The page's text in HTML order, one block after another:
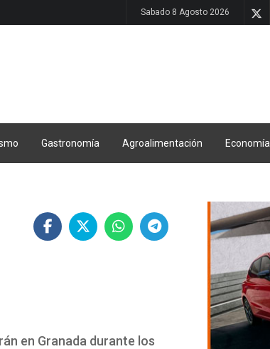
Sabado 8 Agosto 2026
Gastronomía Agroalimentación Economía
en Granada durante los